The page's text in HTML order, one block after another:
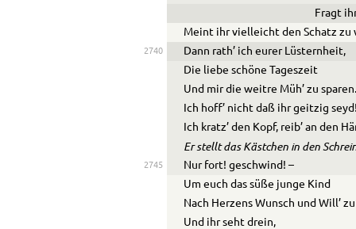
Fragt
Meint ihr vielleicht den Schatz zu
2740
Dann rath’ ich eurer Lüsternheit,
Die liebe schöne Tageszeit
Und mir die weitre Müh’ zu
Ich hoff’ nicht daß ihr geitzig
Ich kratz’ den Kopf, reib’ an den
Er stellt das Kästchen in den
2745
Nur fort! geschwind! –
Um euch das süße junge Kind
Nach Herzens Wunsch und Will’
Und ihr seht drein,